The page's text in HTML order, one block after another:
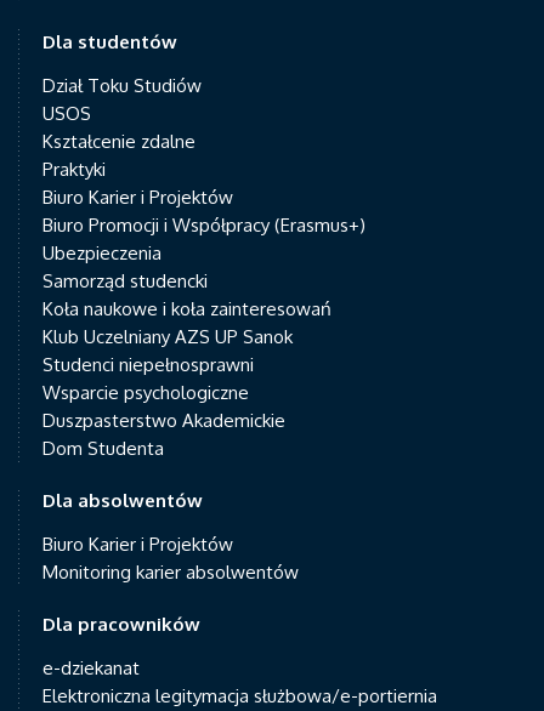
Dla studentów
Dział Toku Studiów
USOS
Kształcenie zdalne
Praktyki
Biuro Karier i Projektów
Biuro Promocji i Współpracy (Erasmus+)
Ubezpieczenia
Samorząd studencki
Koła naukowe i koła zainteresowań
Klub Uczelniany AZS UP Sanok
Studenci niepełnosprawni
Wsparcie psychologiczne
Duszpasterstwo Akademickie
Dom Studenta
Dla absolwentów
Biuro Karier i Projektów
Monitoring karier absolwentów
Dla pracowników
e-dziekanat
Elektroniczna legitymacja służbowa/e-portiernia